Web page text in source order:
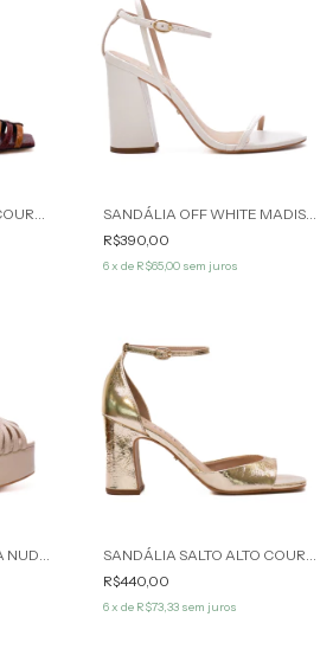
R$390,00
6x de R$65,00 sem juros
R$440,00
6x de R$73,33 sem juros